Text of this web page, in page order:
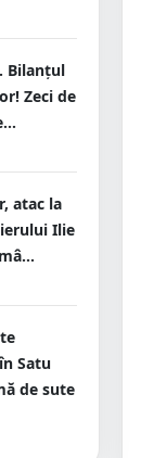
Bilanțul
Zeci de
atac la
Ilie
Satu
de sute